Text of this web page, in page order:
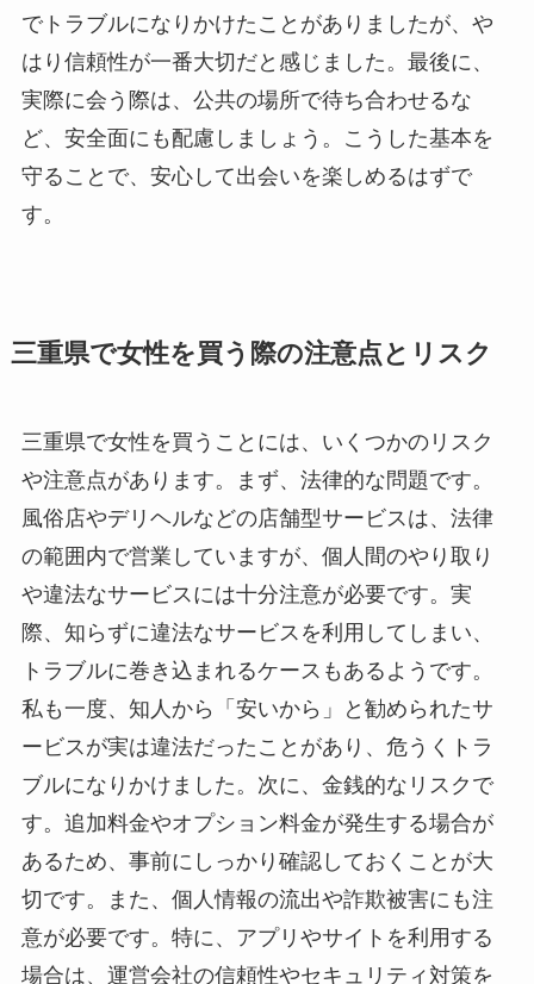
でトラブルになりかけたことがありましたが、や
はり信頼性が一番大切だと感じました。最後に、
実際に会う際は、公共の場所で待ち合わせるな
ど、安全面にも配慮しましょう。こうした基本を
守ることで、安心して出会いを楽しめるはずで
す。
三重県で女性を買う際の注意点とリスク
三重県で女性を買うことには、いくつかのリスク
や注意点があります。まず、法律的な問題です。
風俗店やデリヘルなどの店舗型サービスは、法律
の範囲内で営業していますが、個人間のやり取り
や違法なサービスには十分注意が必要です。実
際、知らずに違法なサービスを利用してしまい、
トラブルに巻き込まれるケースもあるようです。
私も一度、知人から「安いから」と勧められたサ
ービスが実は違法だったことがあり、危うくトラ
ブルになりかけました。次に、金銭的なリスクで
す。追加料金やオプション料金が発生する場合が
あるため、事前にしっかり確認しておくことが大
切です。また、個人情報の流出や詐欺被害にも注
意が必要です。特に、アプリやサイトを利用する
場合は、運営会社の信頼性やセキュリティ対策を